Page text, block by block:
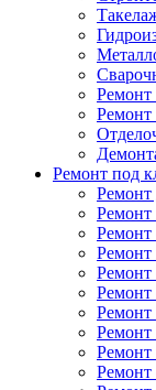
Ремонт
Ремонт
Ремонт под
Ремонт
Ремонт
Ремонт
Ремонт
Ремонт
Ремонт
Ремонт
Ремонт
Ремонт